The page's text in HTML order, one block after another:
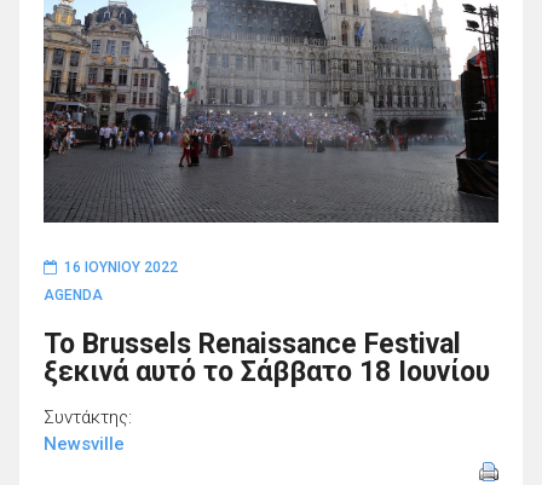
16 ΙΟΥΝΊΟΥ 2022
AGENDA
To Brussels Renaissance Festival
ξεκινά αυτό το Σάββατο 18 Ιουνίου
Συντάκτης:
Newsville